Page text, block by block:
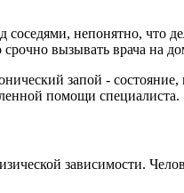
непонятно, что
срочно вызывать врача на
запой -
помощи специалиста.
зависимости.